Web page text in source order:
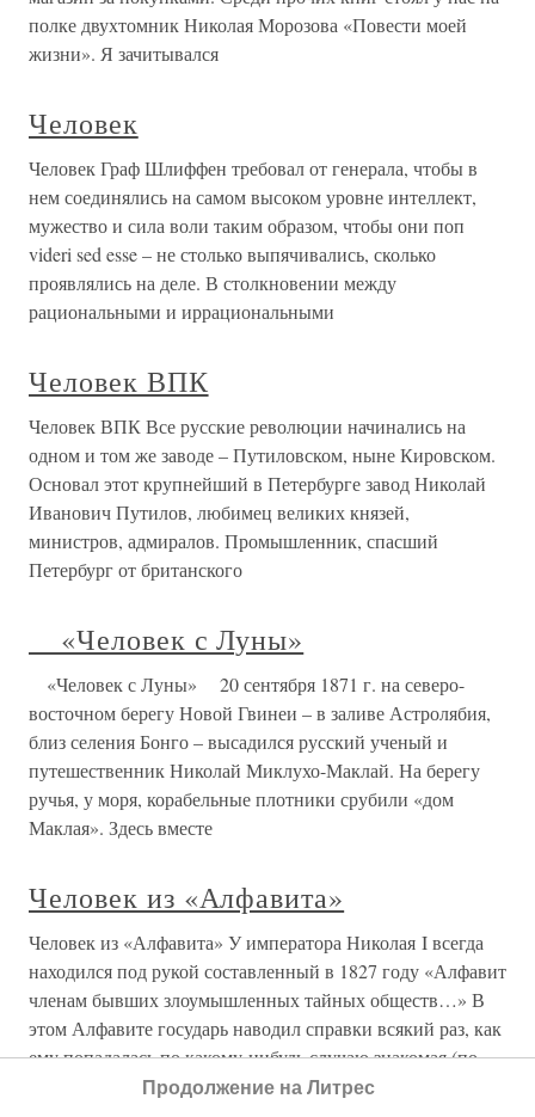
полке двухтомник Николая Морозова «Повести моей
жизни». Я зачитывался
Человек
Человек Граф Шлиффен требовал от генерала, чтобы в
нем соединялись на самом высоком уровне интеллект,
мужество и сила воли таким образом, чтобы они поп
videri sed esse – не столько выпячивались, сколько
проявлялись на деле. В столкновении между
рациональными и иррациональными
Человек ВПК
Человек ВПК Все русские революции начинались на
одном и том же заводе – Путиловском, ныне Кировском.
Основал этот крупнейший в Петербурге завод Николай
Иванович Путилов, любимец великих князей,
министров, адмиралов. Промышленник, спасший
Петербург от британского
«Человек с Луны»
«Человек с Луны» 20 сентября 1871 г. на северо-
восточном берегу Новой Гвинеи – в заливе Астролябия,
близ селения Бонго – высадился русский ученый и
путешественник Николай Миклухо-Маклай. На берегу
ручья, у моря, корабельные плотники срубили «дом
Маклая». Здесь вместе
Человек из «Алфавита»
Человек из «Алфавита» У императора Николая I всегда
находился под рукой составленный в 1827 году «Алфавит
членам бывших злоумышленных тайных обществ…» В
этом Алфавите государь наводил справки всякий раз, как
ему попадалась по какому-нибудь случаю знакомая (по
Продолжение на Литрес